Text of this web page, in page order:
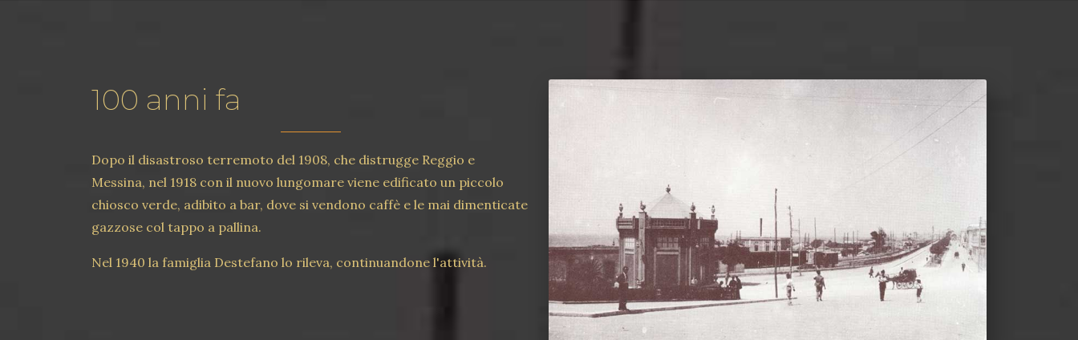
100 anni fa
Dopo il disastroso terremoto del 1908, che distrugge Reggio e
Messina, nel 1918 con il nuovo lungomare viene edificato un piccolo
chiosco verde, adibito a bar, dove si vendono caffè e le mai dimenticate
gazzose col tappo a pallina.
Nel 1940 la famiglia Destefano lo rileva, continuandone l'attività.